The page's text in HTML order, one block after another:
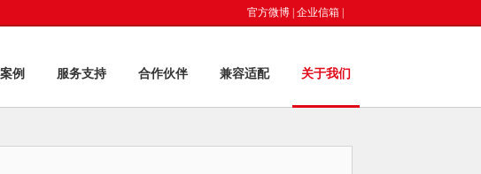
官方微博 企业信箱
例 服务支持 合作伙伴 兼容适配 关于我们